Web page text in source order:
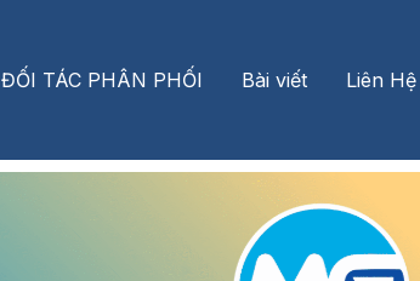
ĐỐI TÁC PHÂN PHỐI Bài viết Liên Hệ